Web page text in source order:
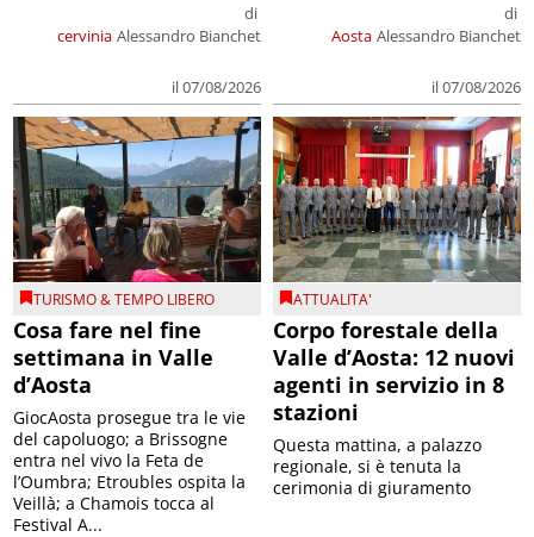
cervinia
di
Alessandro Bianchet
il 07/08/2026
Aosta
di
Alessandro Bianchet
il 07/08/2026
TURISMO & TEMPO LIBERO
Cosa fare nel fine
settimana in Valle
d’Aosta
GiocAosta prosegue tra le vie
del capoluogo; a Brissogne
entra nel vivo la Feta de
l’Oumbra; Etroubles ospita la
Veillà; a Chamois tocca al
Festival A...
ATTUALITA'
Corpo forestale della
Valle d’Aosta: 12 nuovi
agenti in servizio in 8
stazioni
Questa mattina, a palazzo
regionale, si è tenuta la
cerimonia di giuramento